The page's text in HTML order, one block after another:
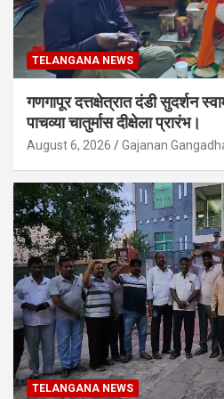
TELANGANA NEWS
गणगापूर दत्तक्षेत्रात दंडी सुदर्शन
पाचव्या चातुर्मास दीक्षेला प्रारंभ।
August 6, 2026 Gajanan
TELANGANA NEWS